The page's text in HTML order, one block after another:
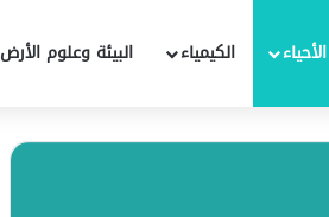
الأحياء الكيمياء البيئة وعلوم الأرض